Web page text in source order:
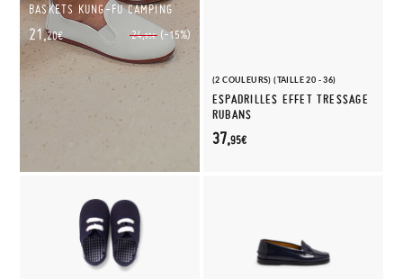
BASKETS KUNG-FU CAMPING
24,95€ (-15%)
21,20€
(2 COULEURS) (TAILLE 20 - 36)
ESPADRILLES EFFET TRESSAGE
RUBANS
37,95€